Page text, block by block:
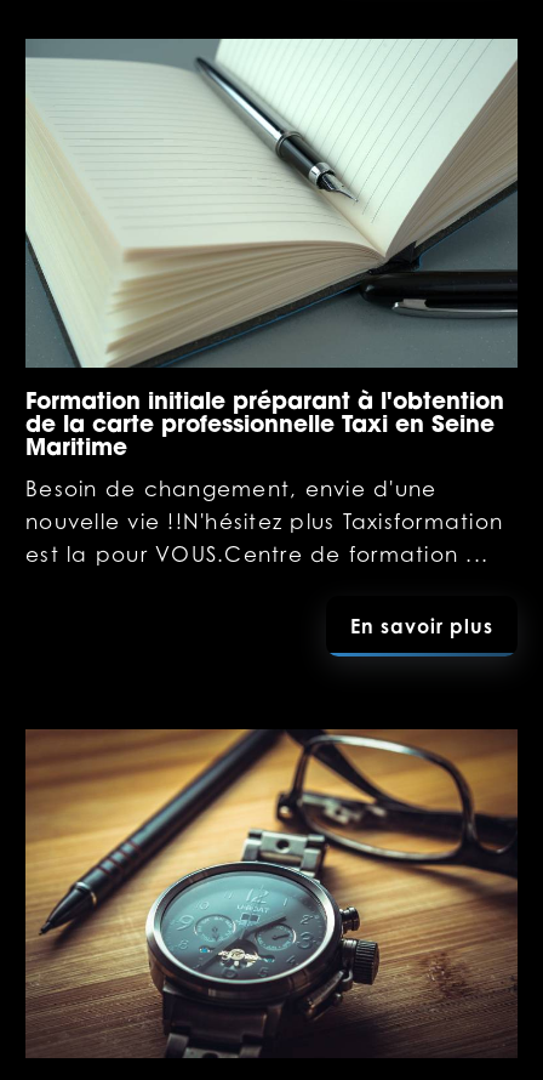
Formation initiale préparant à l'obtention
de la carte professionnelle Taxi en Seine
Maritime
Besoin de changement, envie d'une
nouvelle vie !!N'hésitez plus Taxisformation
est la pour VOUS.Centre de formation ...
En savoir plus